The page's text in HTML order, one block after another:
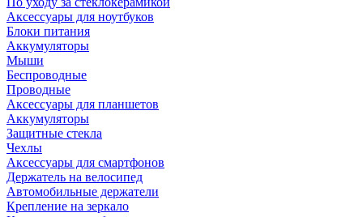
Аксессуары для ноутбуков
Блоки питания
Аккумуляторы
Мыши
Беспроводные
Проводные
Аксессуары для планшетов
Аккумуляторы
Защитные стекла
Чехлы
Аксессуары для смартфонов
Держатель на велосипед
Автомобильные держатели
Крепление на зеркало